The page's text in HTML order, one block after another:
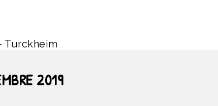
Turckheim
2019